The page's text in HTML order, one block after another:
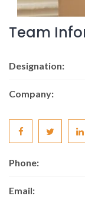
Team
Designation:
Company:
Phone:
Email: